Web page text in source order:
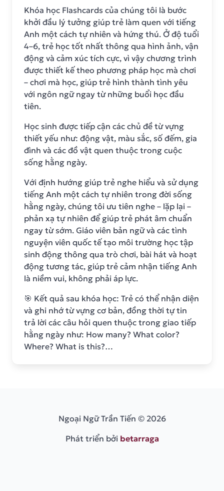
Khóa học Flashcards của chúng tôi là bước
khởi đầu lý tưởng giúp trẻ làm quen với tiếng
Anh một cách tự nhiên và hứng thú. Ở độ tuổi
4–6, trẻ học tốt nhất thông qua hình ảnh, vận
động và cảm xúc tích cực, vì vậy chương trình
được thiết kế theo phương pháp học mà chơi
– chơi mà học, giúp trẻ hình thành tình yêu
với ngôn ngữ ngay từ những buổi học đầu
tiên.
Học sinh được tiếp cận các chủ đề từ vựng
thiết yếu như: động vật, màu sắc, số đếm, gia
đình và các đồ vật quen thuộc trong cuộc
sống hằng ngày.
Với định hướng giúp trẻ nghe hiểu và sử dụng
tiếng Anh một cách tự nhiên trong đời sống
hằng ngày, chúng tôi ưu tiên nghe – lặp lại –
phản xạ tự nhiên để giúp trẻ phát âm chuẩn
ngay từ sớm. Giáo viên bản ngữ và các tình
nguyện viên quốc tế tạo môi trường học tập
sinh động thông qua trò chơi, bài hát và hoạt
động tương tác, giúp trẻ cảm nhận tiếng Anh
là niềm vui, không phải áp lực.
🎯 Kết quả sau khóa học: Trẻ có thể nhận diện
và ghi nhớ từ vựng cơ bản, đồng thời tự tin
trả lời các câu hỏi quen thuộc trong giao tiếp
hằng ngày như: How many? What color?
Where? What is this?…
Ngoại Ngữ Trần Tiến © 2026
Phát triển bởi betarraga